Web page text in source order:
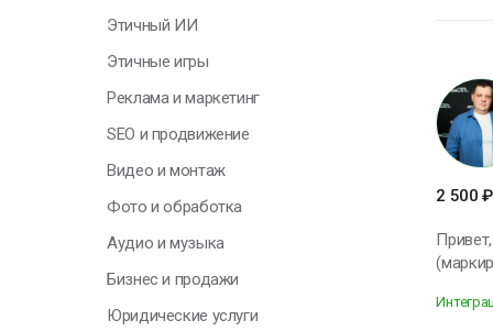
Этичный ИИ
Этичные игры
Реклама и маркетинг
SEO и продвижение
Видео и монтаж
Фото и обработка
Аудио и музыка
Бизнес и продажи
Юридические услуги
2 500 ₽
Привет, меня зовут Павел.
(маркировка)
под ваш